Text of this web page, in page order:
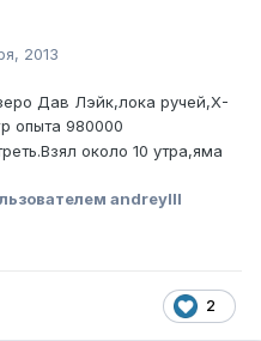
2013
Дав Лэйк,лока ручей,X-
опыта 980000
около 10 утра,яма
andreylll
2